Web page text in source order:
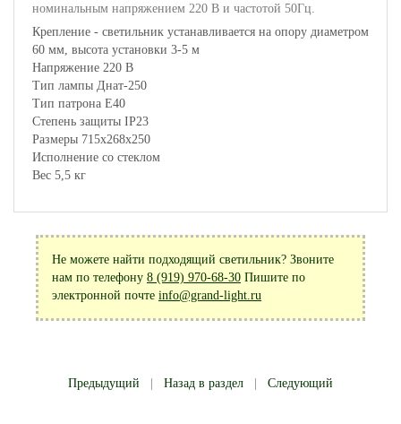
номинальным напряжением 220 В и частотой 50Гц.
Крепление - светильник устанавливается на опору диаметром
60 мм, высота установки 3-5 м
Напряжение 220 В
Тип лампы Днат-250
Тип патрона Е40
Степень защиты IP23
Размеры 715х268х250
Исполнение со стеклом
Вес 5,5 кг
Не можете найти подходящий светильник? Звоните
нам по телефону 8 (919) 970-68-30 Пишите по
электронной почте info@grand-light.ru
Предыдущий Назад в раздел Следующий